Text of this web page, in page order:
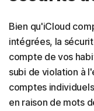
Bien qu'iCloud
intégrées, la
compte de vos
subi de violation à
comptes
en raison de mots